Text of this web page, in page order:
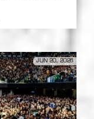
JUN 20, 2026